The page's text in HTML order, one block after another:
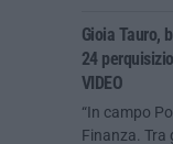
Gioia Tauro,
24
VIDEO
“In campo
Finanza.